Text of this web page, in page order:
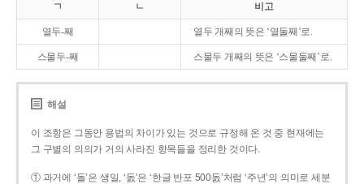
ㄱ ㄴ 비고
열두-째 열두 개째의 뜻은 ‘열둘째’로.
스물두-째 스물두 개째의 뜻은 ‘스물둘째’로.
해설
이 조항은 그동안 용법의 차이가 있는 것으로 규정해 온 것 중 현재에는
그 구별의 의의가 거의 사라진 항목들을 정리한 것이다.
① 과거에 ‘돌’은 생일, ‘돐’은 ‘한글 반포 500돐’처럼 ‘주년’의 의미로 세분